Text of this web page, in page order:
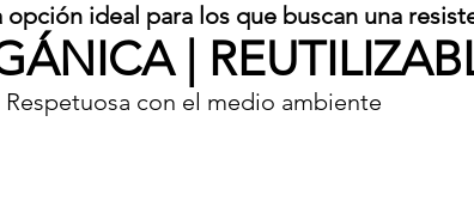
ideal para los que buscan una
|
Respetuosa con el medio ambiente